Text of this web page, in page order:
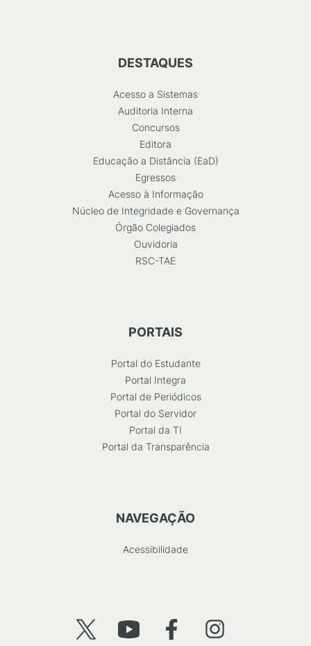
DESTAQUES
Acesso a Sistemas
Auditoria Interna
Concursos
Editora
Educação a Distância (EaD)
Egressos
Acesso à Informação
Núcleo de Integridade e Governança
Órgão Colegiados
Ouvidoria
RSC-TAE
PORTAIS
Portal do Estudante
Portal Integra
Portal de Periódicos
Portal do Servidor
Portal da TI
Portal da Transparência
NAVEGAÇÃO
Acessibilidade